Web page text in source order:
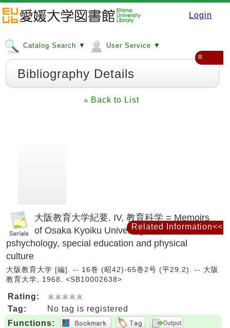
Login
Catalog Search ▼ User Service ▼
≡
Bibliography Details
Back to List
大阪教育大学紀要. IV, 教育科学 = Memoirs
of Osaka Kyoiku University. IV, Education,
pshychology, special education and physical
culture
大阪教育大学 [編]. -- 16巻 (昭42)-65巻2号 (平29.2). -- 大阪
教育大学, 1968. <SB10002638>
Rating:
Tag:
No tag is registered
Functions:
Related Information<<